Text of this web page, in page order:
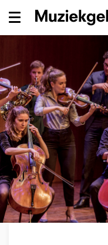
Menu